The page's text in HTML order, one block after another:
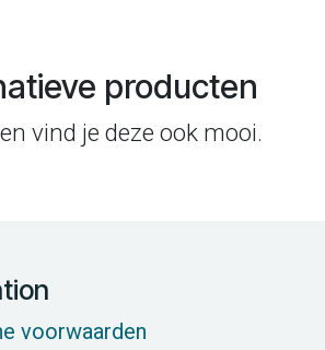
producten
vind je deze ook mooi.
voorwaarden